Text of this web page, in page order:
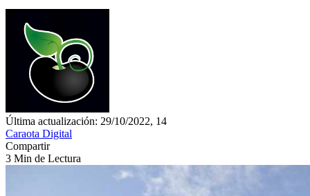
Última actualización: 29/10/2022, 14
Caraota Digital
Compartir
3 Min de Lectura